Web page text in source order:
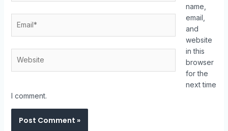
name,
email,
and
website
in this
browser
for the
next time
I comment.